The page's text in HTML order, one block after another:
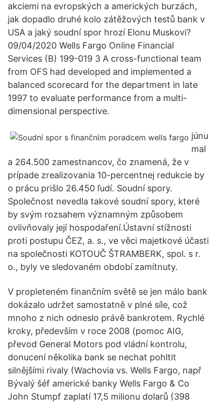
akciemi na evropských a amerických burzách,
jak dopadlo druhé kolo zátěžových testů bank v
USA a jaký soudní spor hrozí Elonu Muskovi?
09/04/2020 Wells Fargo Online Financial
Services (B) 199-019 3 A cross-functional team
from OFS had developed and implemented a
balanced scorecard for the department in late
1997 to evaluate performance from a multi-
dimensional perspective.
júnu
mal
a 264.500 zamestnancov, čo znamená, že v
prípade zrealizovania 10-percentnej redukcie by
o prácu prišlo 26.450 ľudí. Soudní spory.
Společnost nevedla takové soudní spory, které
by svým rozsahem významným způsobem
ovlivňovaly její hospodaření.Ústavní stížnosti
proti postupu ČEZ, a. s., ve věci majetkové účasti
na společnosti KOTOUČ ŠTRAMBERK, spol. s r.
o., byly ve sledovaném období zamítnuty.
V propleteném finančním světě se jen málo bank
dokázalo udržet samostatně v plné síle, což
mnoho z nich odneslo právě bankrotem. Rychlé
kroky, především v roce 2008 (pomoc AIG,
převod General Motors pod vládní kontrolu,
donucení několika bank se nechat pohltit
silnějšími rivaly (Wachovia vs. Wells Fargo, např
Bývalý šéf americké banky Wells Fargo & Co
John Stumpf zaplatí 17,5 milionu dolarů (398